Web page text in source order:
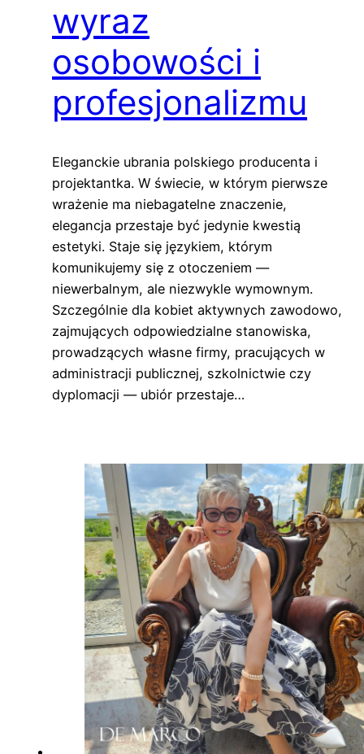
wyraz
osobowości i
profesjonalizmu
Eleganckie ubrania polskiego producenta i
projektantka. W świecie, w którym pierwsze
wrażenie ma niebagatelne znaczenie,
elegancja przestaje być jedynie kwestią
estetyki. Staje się językiem, którym
komunikujemy się z otoczeniem —
niewerbalnym, ale niezwykle wymownym.
Szczególnie dla kobiet aktywnych zawodowo,
zajmujących odpowiedzialne stanowiska,
prowadzących własne firmy, pracujących w
administracji publicznej, szkolnictwie czy
dyplomacji — ubiór przestaje…